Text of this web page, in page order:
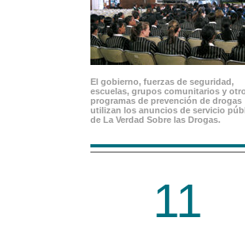
El gobierno, fuerzas de seguridad,
escuelas, grupos comunitarios y
programas de prevención de drogas
utilizan los anuncios de servicio
de La Verdad Sobre las Drogas.
11